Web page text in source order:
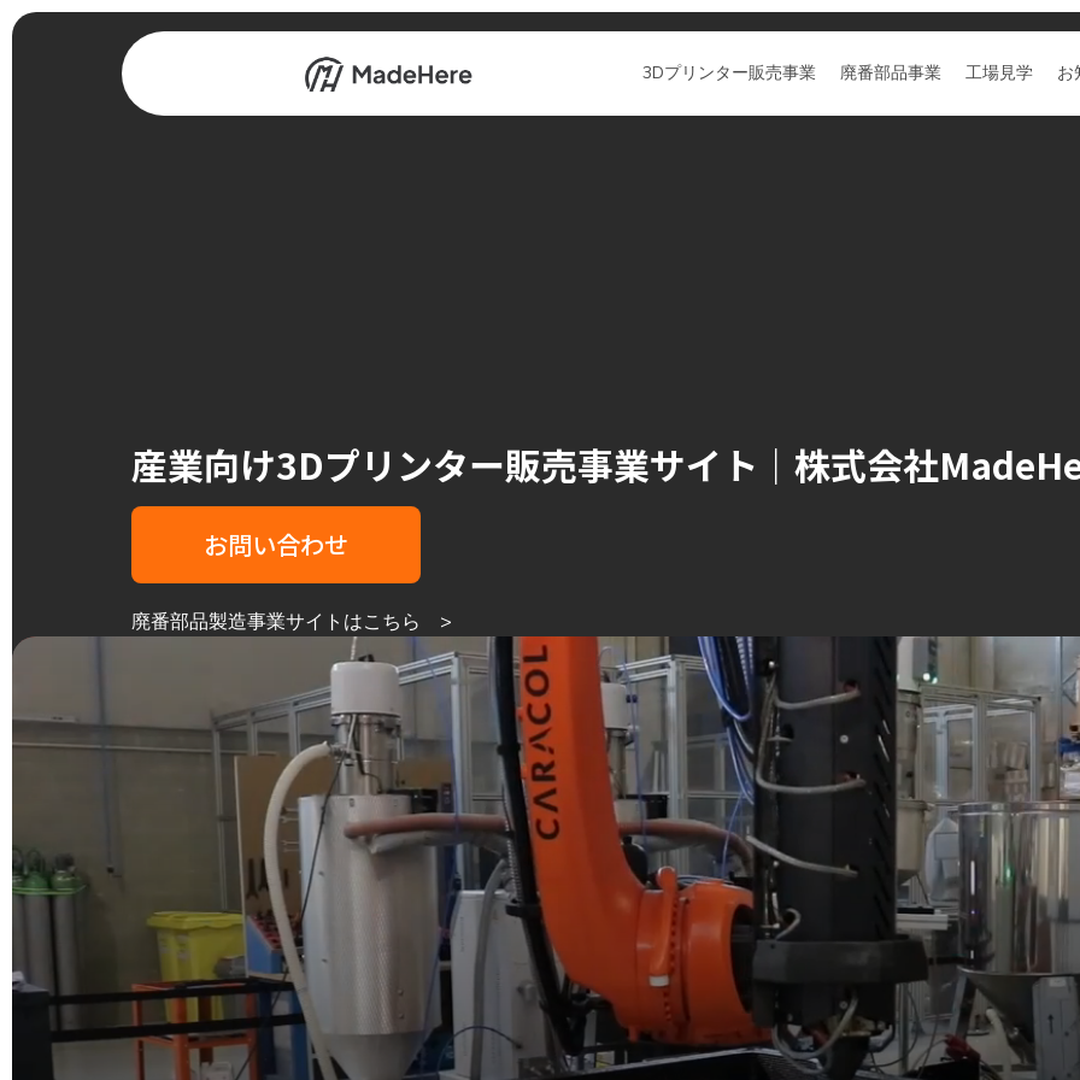
3Dプリンター販売事業 廃番部品事業 工場見学 お
産業向け3Dプリンター販売事業サイト｜株式会社
お問い合わせ
廃番部品製造事業サイトはこちら >
多様な業界のお客様に3Dプリントによ
ソリューションをお届けしています。